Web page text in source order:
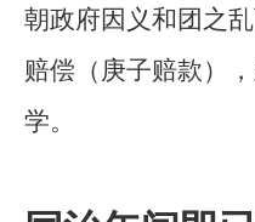
朝政府因义和团之
赔偿（庚子赔款）
学。